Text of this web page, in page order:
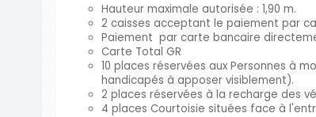
Hauteur maximale autorisée : 1,90 m.
2 caisses acceptant le paiement par
Paiement par carte bancaire
Carte Total GR
10 places réservées aux Personnes à
handicapés à apposer visiblement).
2 places réservées à la recharge des
4 places Courtoisie situées face à